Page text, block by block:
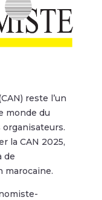
reste l’un
monde du
la CAN 2025,
de
marocaine.